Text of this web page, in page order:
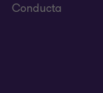
Conducta